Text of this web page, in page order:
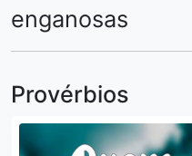
enganosas
Provérbios